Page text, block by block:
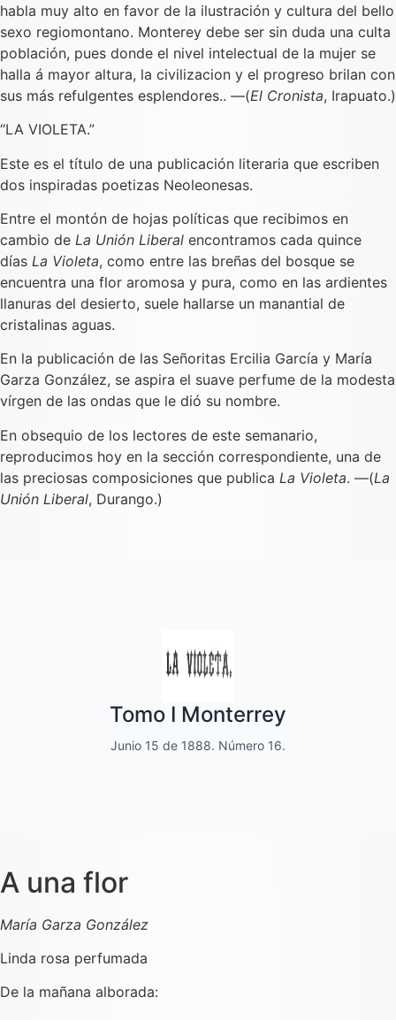
habla muy alto en favor de la ilustración y cultura del bello
sexo regiomontano. Monterey debe ser sin duda una culta
población, pues donde el nivel intelectual de la mujer se
halla á mayor altura, la civilizacion y el progreso brilan con
sus más refulgentes esplendores.. —(El Cronista, Irapuato.)
“LA VIOLETA.”
Este es el título de una publicación literaria que escriben
dos inspiradas poetizas Neoleonesas.
Entre el montón de hojas políticas que recibimos en
cambio de La Unión Liberal encontramos cada quince
días La Violeta, como entre las breñas del bosque se
encuentra una flor aromosa y pura, como en las ardientes
llanuras del desierto, suele hallarse un manantial de
cristalinas aguas.
En la publicación de las Señoritas Ercilia García y María
Garza González, se aspira el suave perfume de la modesta
vírgen de las ondas que le dió su nombre.
En obsequio de los lectores de este semanario,
reproducimos hoy en la sección correspondiente, una de
las preciosas composiciones que publica La Violeta. —(La
Unión Liberal, Durango.)
Tomo I Monterrey
Junio 15 de 1888. Número 16.
y de variedades
Dedicado a las familias.
A una flor
María Garza González
Linda rosa perfumada
De la mañana alborada: